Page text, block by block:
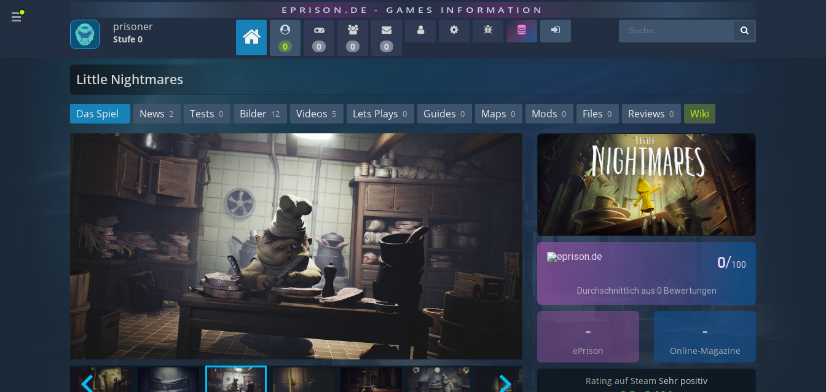
EPRISON.DE - GAMES INFORMATION
prisoner
Stufe 0
0 0 0 0
Little Nightmares
Das Spiel News 2 Tests 0 Bilder 12 Videos 5 Lets Plays 0 Guides 0 Maps 0 Mods 0 Files 0 Reviews 0 Wiki
-
ePrison
-
Online-Magazine
Rating auf Steam Sehr positiv